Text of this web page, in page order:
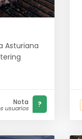
Asturiana
Nota
usuarios ?